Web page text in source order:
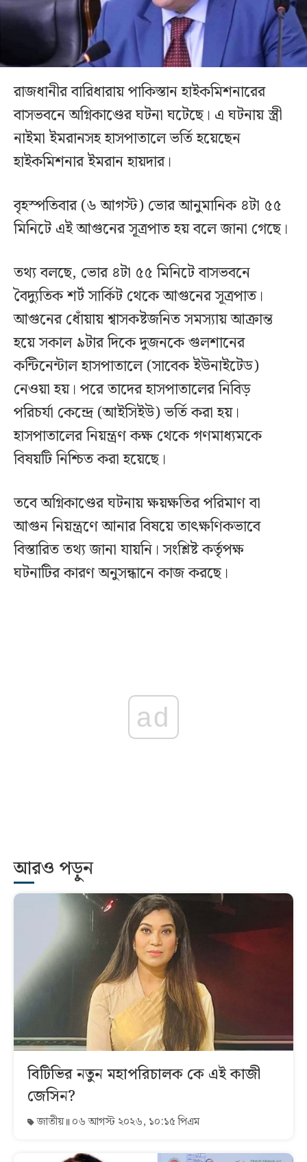
রাজধানীর বারিধারায় পাকিস্তান হাইকমিশনারের
বাসভবনে অগ্নিকাণ্ডের ঘটনা ঘটেছে। এ ঘটনায় স্ত্রী
নাইমা ইমরানসহ হাসপাতালে ভর্তি হয়েছেন
হাইকমিশনার ইমরান হায়দার।
বৃহস্পতিবার (৬ আগস্ট) ভোর আনুমানিক ৪টা ৫৫
মিনিটে এই আগুনের সূত্রপাত হয় বলে জানা গেছে।
তথ্য বলছে, ভোর ৪টা ৫৫ মিনিটে বাসভবনে
বৈদ্যুতিক শর্ট সার্কিট থেকে আগুনের সূত্রপাত।
আগুনের ধোঁয়ায় শ্বাসকষ্টজনিত সমস্যায় আক্রান্ত
হয়ে সকাল ৯টার দিকে দুজনকে গুলশানের
কন্টিনেন্টাল হাসপাতালে (সাবেক ইউনাইটেড)
নেওয়া হয়। পরে তাদের হাসপাতালের নিবিড়
পরিচর্যা কেন্দ্রে (আইসিইউ) ভর্তি করা হয়।
হাসপাতালের নিয়ন্ত্রণ কক্ষ থেকে গণমাধ্যমকে
বিষয়টি নিশ্চিত করা হয়েছে।
তবে অগ্নিকাণ্ডের ঘটনায় ক্ষয়ক্ষতির পরিমাণ বা
আগুন নিয়ন্ত্রণে আনার বিষয়ে তাৎক্ষণিকভাবে
বিস্তারিত তথ্য জানা যায়নি। সংশ্লিষ্ট কর্তৃপক্ষ
ঘটনাটির কারণ অনুসন্ধানে কাজ করছে।
ad
আরও পড়ুন
বিটিভির নতুন মহাপরিচালক কে এই কাজী
জেসিন?
জাতীয় ০৬ আগস্ট ২০২৬, ১০:১৫ পিএম